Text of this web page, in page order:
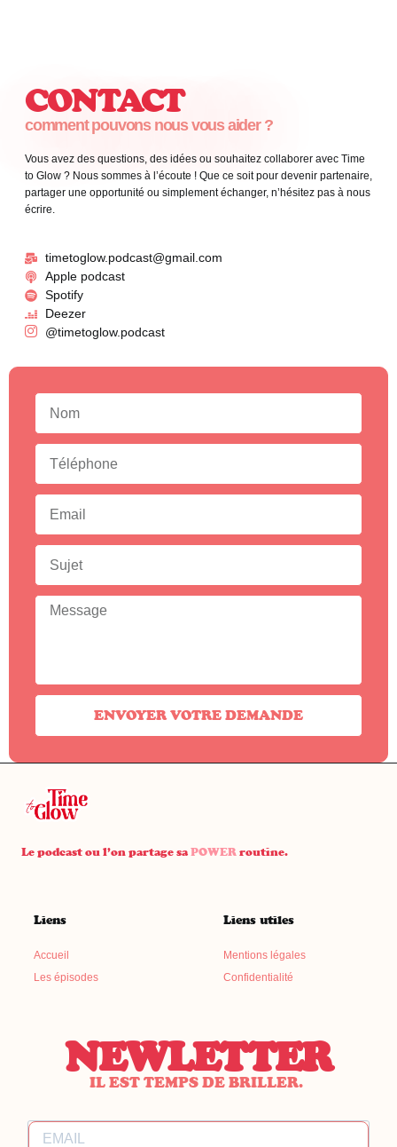
CONTACT
comment pouvons nous vous aider ?
Vous avez des questions, des idées ou souhaitez collaborer avec Time
to Glow ? Nous sommes à l’écoute ! Que ce soit pour devenir partenaire,
partager une opportunité ou simplement échanger, n’hésitez pas à nous
écrire.
timetoglow.podcast@gmail.com
Apple podcast
Spotify
Deezer
@timetoglow.podcast
ENVOYER VOTRE DEMANDE
Le podcast ou l’on partage sa POWER routine.
Liens
Accueil
Les épisodes
Liens utiles
Mentions légales
Confidentialité
NEWLETTER
IL EST TEMPS DE BRILLER.